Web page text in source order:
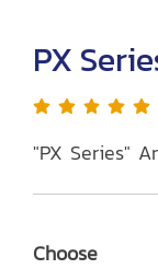
PX
"PX Series"
Choose